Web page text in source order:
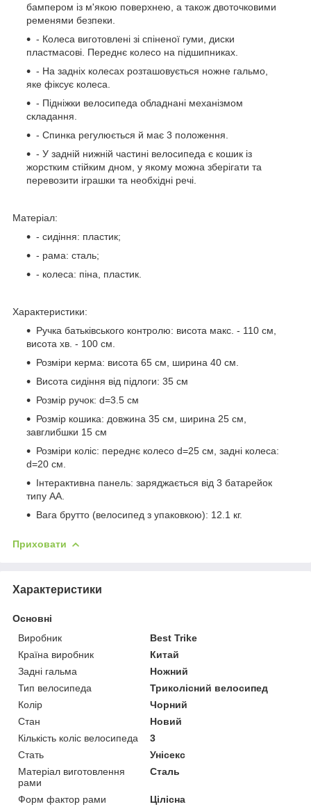
бампером із м'якою поверхнею, а також двоточковими
ременями безпеки.
- Колеса виготовлені зі спіненої гуми, диски
пластмасові. Переднє колесо на підшипниках.
- На задніх колесах розташовується ножне гальмо,
яке фіксує колеса.
- Підніжки велосипеда обладнані механізмом
складання.
- Спинка регулюється й має 3 положення.
- У задній нижній частині велосипеда є кошик із
жорстким стійким дном, у якому можна зберігати та
перевозити іграшки та необхідні речі.
Матеріал:
- сидіння: пластик;
- рама: сталь;
- колеса: піна, пластик.
Характеристики:
Ручка батьківського контролю: висота макс. - 110 см,
висота хв. - 100 см.
Розміри керма: висота 65 см, ширина 40 см.
Висота сидіння від підлоги: 35 см
Розмір ручок: d=3.5 см
Розмір кошика: довжина 35 см, ширина 25 см,
завглибшки 15 см
Розміри коліс: переднє колесо d=25 см, задні колеса:
d=20 см.
Інтерактивна панель: заряджається від 3 батарейок
типу АА.
Вага брутто (велосипед з упаковкою): 12.1 кг.
Приховати
Характеристики
Основні
Виробник
Best Trike
Країна виробник
Китай
Задні гальма
Ножний
Тип велосипеда
Триколісний велосипед
Колір
Чорний
Стан
Новий
Кількість коліс велосипеда
3
Стать
Унісекс
Матеріал виготовлення
рами
Сталь
Форм фактор рами Цілісна